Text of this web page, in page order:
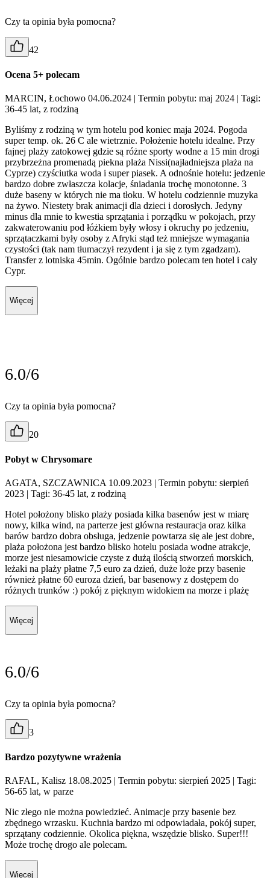
Czy ta opinia była pomocna?
42
Ocena 5+ polecam
MARCIN, Łochowo 04.06.2024 | Termin pobytu: maj 2024 | Tagi:
36-45 lat, z rodziną
Byliśmy z rodziną w tym hotelu pod koniec maja 2024. Pogoda
super temp. ok. 26 C ale wietrznie. Położenie hotelu idealne. Przy
fajnej plaży zatokowej gdzie są różne sporty wodne a 15 min drogi
przybrzeżna promenadą piekna plaża Nissi(najładniejsza plaża na
Cyprze) czyściutka woda i super piasek. A odnośnie hotelu: jedzenie
bardzo dobre zwłaszcza kolacje, śniadania trochę monotonne. 3
duże baseny w których nie ma tłoku. W hotelu codziennie muzyka
na żywo. Niestety brak animacji dla dzieci i dorosłych. Jedyny
minus dla mnie to kwestia sprzątania i porządku w pokojach, przy
zakwaterowaniu pod łóżkiem były włosy i okruchy po jedzeniu,
sprzątaczkami były osoby z Afryki stąd też mniejsze wymagania
czystości (tak nam tłumaczył rezydent i ja się z tym zgadzam).
Transfer z lotniska 45min. Ogólnie bardzo polecam ten hotel i cały
Cypr.
Więcej
6.0/6
Czy ta opinia była pomocna?
20
Pobyt w Chrysomare
AGATA, SZCZAWNICA 10.09.2023 | Termin pobytu: sierpień
2023 | Tagi: 36-45 lat, z rodziną
Hotel położony blisko plaży posiada kilka basenów jest w miarę
nowy, kilka wind, na parterze jest główna restauracja oraz kilka
barów bardzo dobra obsługa, jedzenie powtarza się ale jest dobre,
plaża położona jest bardzo blisko hotelu posiada wodne atrakcje,
morze jest niesamowicie czyste z dużą ilością stworzeń morskich,
leżaki na plaży płatne 7,5 euro za dzień, duże loże przy basenie
również płatne 60 euroza dzień, bar basenowy z dostępem do
różnych trunków :) pokój z pięknym widokiem na morze i plażę
Więcej
6.0/6
Czy ta opinia była pomocna?
3
Bardzo pozytywne wrażenia
RAFAL, Kalisz 18.08.2025 | Termin pobytu: sierpień 2025 | Tagi:
56-65 lat, w parze
Nic złego nie można powiedzieć. Animacje przy basenie bez
zbędnego wrzasku. Kuchnia bardzo mi odpowiadała, pokój super,
sprzątany codziennie. Okolica piękna, wszędzie blisko. Super!!!
Może trochę drogo ale polecam.
Więcej